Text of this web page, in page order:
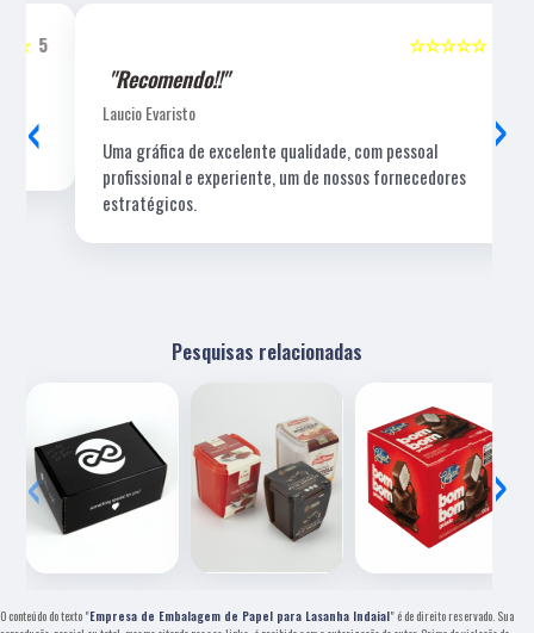
5
☆☆☆☆☆
"Recomendo!!"
Laucio Evaristo
Uma gráfica de excelente qualidade, com pessoal
profissional e experiente, um de nossos fornecedores
estratégicos.
‹ ›
Pesquisas relacionadas
‹ ›
O conteúdo do texto "Empresa de Embalagem de Papel para Lasanha Indaial" é de direito reservado. Sua